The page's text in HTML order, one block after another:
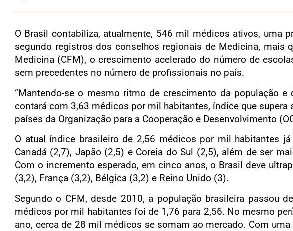
O Brasil contabiliza, atualmente, 546 mil médicos ativos, uma
segundo registros dos conselhos regionais de Medicina, mais
Medicina (CFM), o crescimento acelerado do número de
sem precedentes no número de profissionais no país.
“Mantendo-se o mesmo ritmo de crescimento da população
contará com 3,63 médicos por mil habitantes, índice que
países da Organização para a Cooperação e Desenvolvimento
O atual índice brasileiro de 2,56 médicos por mil habitantes
Canadá (2,7), Japão (2,5) e Coreia do Sul (2,5), além de ser
Com o incremento esperado, em cinco anos, o Brasil deve
(3,2), França (3,2), Bélgica (3,2) e Reino Unido (3).
Segundo o CFM, desde 2010, a população brasileira passou
médicos por mil habitantes foi de 1,76 para 2,56. No mesmo
ano, cerca de 28 mil médicos se somam ao mercado. Com